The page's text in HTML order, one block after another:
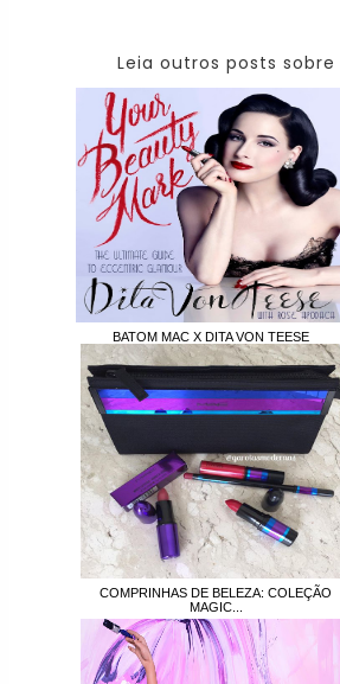
Leia outros posts
BATOM MAC X DITA VON TEESE
COMPRINHAS DE BELEZA: COLEÇÃO
MAGIC...